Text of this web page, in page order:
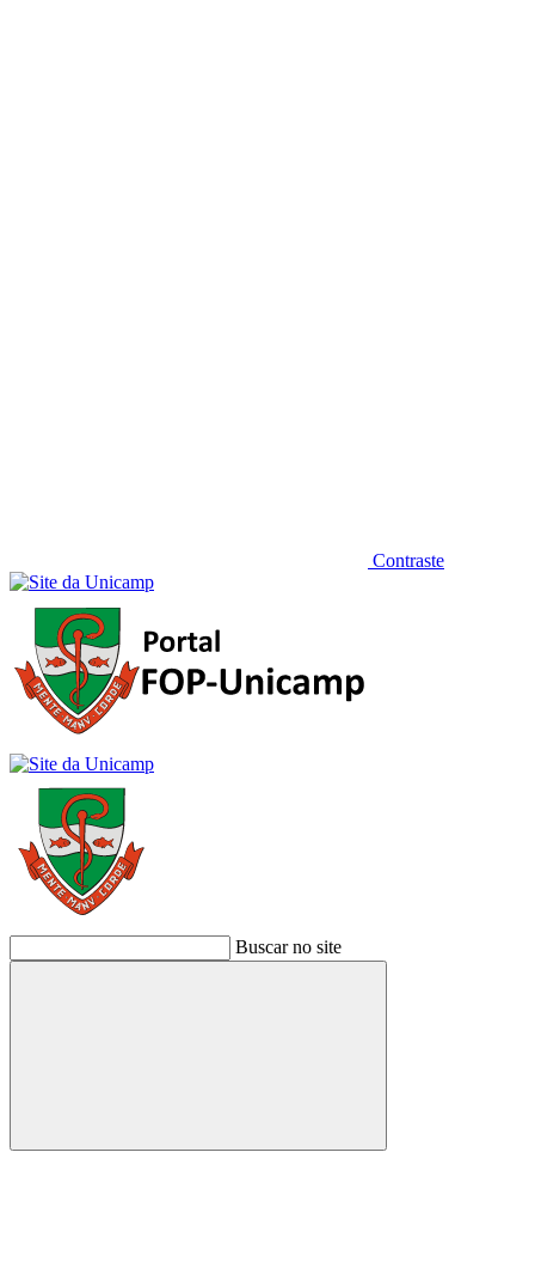
Contraste
Buscar no site
Buscar